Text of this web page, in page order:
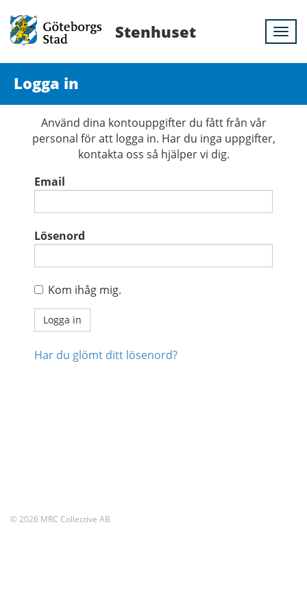
Stenhuset
Logga in
Använd dina kontouppgifter du fått från vår
personal för att logga in. Har du inga uppgifter,
kontakta oss så hjälper vi dig.
Email
Lösenord
Kom ihåg mig.
Har du glömt ditt lösenord?
© 2026 MRC Collective AB